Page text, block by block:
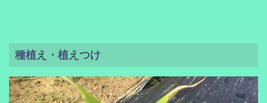
種植え・植えつけ